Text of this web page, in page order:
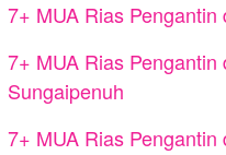
7+ MUA Rias
7+ MUA Rias Pengantin
Sungaipenuh
7+ MUA Rias Pengantin